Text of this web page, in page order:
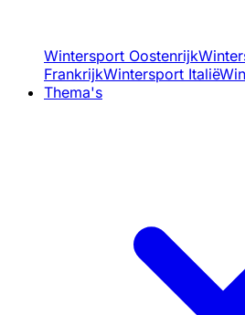
Wintersport Oostenrijk
FrankrijkWintersport Italië
Thema's